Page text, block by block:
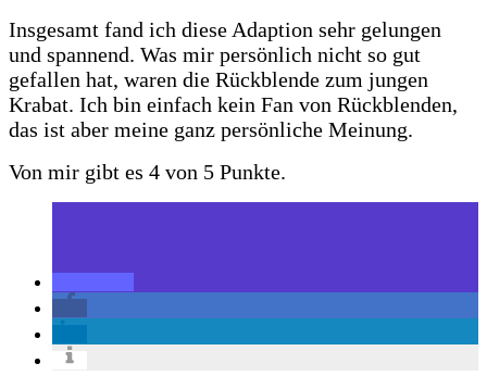
Insgesamt fand ich diese Adaption sehr gelungen
und spannend. Was mir persönlich nicht so gut
gefallen hat, waren die Rückblende zum jungen
Krabat. Ich bin einfach kein Fan von Rückblenden,
das ist aber meine ganz persönliche Meinung.
Von mir gibt es 4 von 5 Punkte.